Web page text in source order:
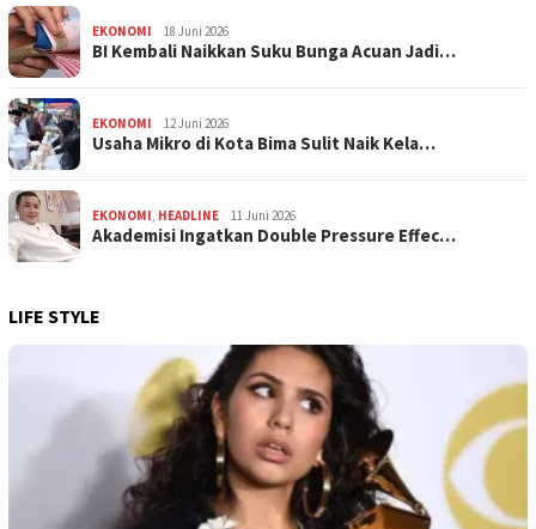
EKONOMI 18 Juni 2026
BI Kembali Naikkan Suku Bunga Acuan Jadi…
EKONOMI 12 Juni 2026
Usaha Mikro di Kota Bima Sulit Naik Kela…
EKONOMI, HEADLINE 11 Juni 2026
Akademisi Ingatkan Double Pressure Effec…
LIFE STYLE